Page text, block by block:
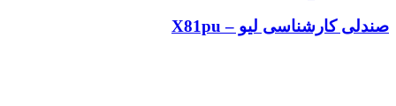
صندلی کارشناسی لیو – X81pu